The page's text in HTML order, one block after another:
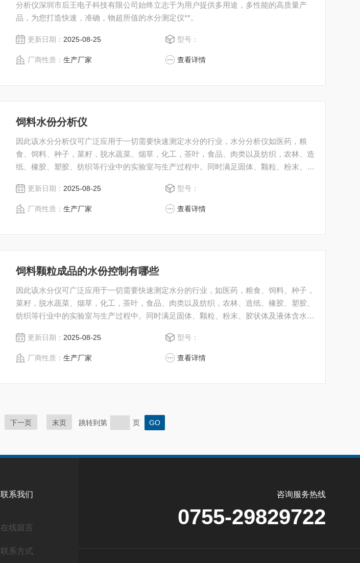
分析仪深圳市后王电子科技有限公司始终立志于为用户提供多用途，多性能的高质量产
品，为您打造快速，准确，物超所值的水分测定仪**。
更新日期： 2025-08-25 型号：
厂商性质：生产厂家 查看详情
饲料水份分析仪
因此该水分分析仪可广泛应用于一切需要快速测定水分的行业，水分分析仪如医药，粮
食、饲料、种子，菜籽，脱水蔬菜、烟草，化工，茶叶，食品、肉类以及纺织，农林、造
纸、橡胶、塑胶、纺织等行业中的实验室与生产过程中。同时满足固体、颗粒、粉末、胶
途，多性能的高质量产品，为您打造快速，准确，物超所值的水分测定仪**。
更新日期： 2025-08-25 型号：
厂商性质：生产厂家 查看详情
饲料颗粒成品的水份控制有哪些
因此该水分仪可广泛应用于一切需要快速测定水分的行业，如医药，粮食、饲料、种子，
菜籽，脱水蔬菜、烟草，化工，茶叶，食品、肉类以及纺织，农林、造纸、橡胶、塑胶、
纺织等行业中的实验室与生产过程中。同时满足固体、颗粒、粉末、胶状体及液体含水率
量产品，为您打造快速，准确，物超所值的水分测定仪**。
更新日期： 2025-08-25 型号：
厂商性质：生产厂家 查看详情
下一页 末页 跳转到第 页
联系我们
在线留言
联系方式
咨询服务热线
0755-29829722